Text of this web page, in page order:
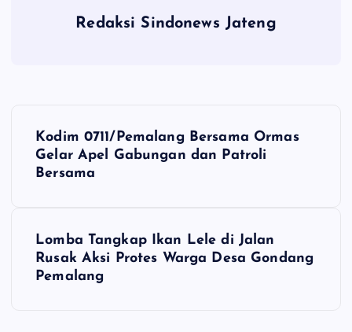
Redaksi Sindonews Jateng
NKodim 0711/Pemalang Bersama Ormas
Gelar Apel Gabungan dan Patroli
Bersama
Lomba Tangkap Ikan Lele di Jalan
Rusak Aksi Protes Warga Desa Gondang
Pemalang